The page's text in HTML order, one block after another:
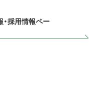
・採用情報ペー